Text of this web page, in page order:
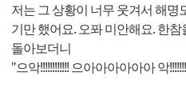
저는 그 상황이 너무 웃겨서 해명
기만 했어요. 오퐈 미안해요. 한
돌아보더니
"으악!!!!!!!!!!!! 으아아아아아아 악